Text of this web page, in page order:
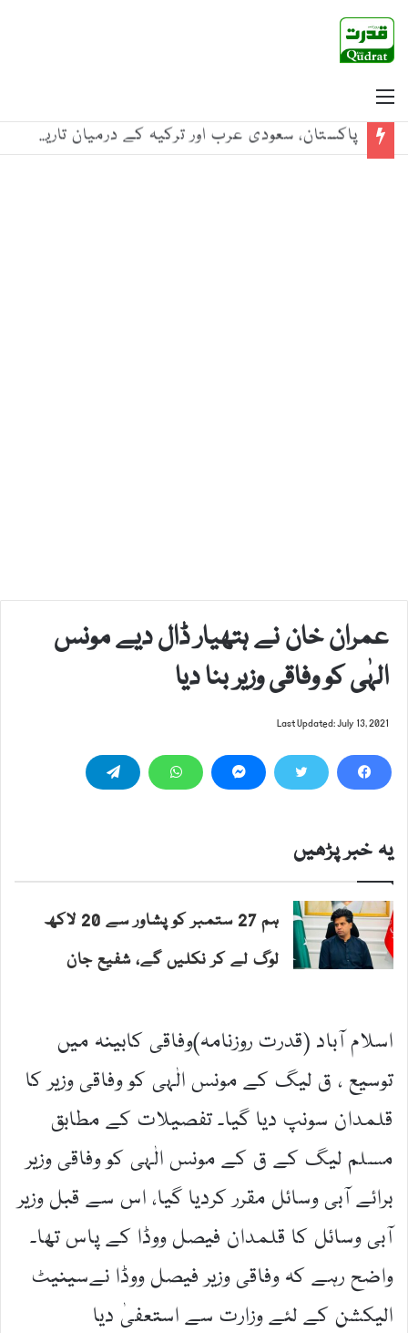
پاکستان، سعودی عرب اور ترکیہ کے درمیان تاریخی دفاعی معاہدہ خطے میں اجتماعی سلامتی اور استحکام کا اہم سنگ میل ہے: معاون برائے داخلہ بابر یوسفزئی
عمران خان نے ہتھیار ڈال دیے مونس
الہٰی کو وفاقی وزیر بنا دیا
Last Updated: July 13, 2021
یہ خبر پڑھیں
ہم 27 ستمبر کو پشاور سے 20 لاکھ
لوگ لے کر نکلیں گے، شفیع جان
اسلام آباد (قدرت روزنامہ)وفاقی کابینہ میں
توسیع ، ق لیگ کے مونس الٰہی کو وفاقی وزیر کا
قلمدان سونپ دیا گیا۔ تفصیلات کے مطابق
مسلم لیگ کے ق کے مونس الٰہی کو وفاقی وزیر
برائے آبی وسائل مقرر کردیا گیا، اس سے قبل وزیر
آبی وسائل کا قلمدان فیصل ووڈا کے پاس تھا۔
واضح رہے کہ وفاقی وزیر فیصل ووڈا نےسینیٹ
الیکشن کے لئے وزارت سے استعفیٰ دیا